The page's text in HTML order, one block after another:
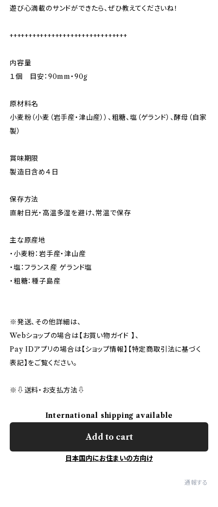
遊び心満載のサンドができたら、ぜひ教えてくださいね！
+++++++++++++++++++++++++++++++
内容量
１個 目安：90mm・90g
原材料名
小麦粉（小麦（岩手産・津山産））、粗糖、塩（ゲランド）、酵母（自家
製）
賞味期限
製造日含め４日
保存方法
直射日光・高温多湿を避け、常温で保存
主な原産地
・小麦粉：岩手産・津山産
・塩：フランス産 ゲランド塩
・粗糖：種子島産
※発送、その他詳細は、
Webショップの場合は【お買い物ガイド 】、
Pay IDアプリの場合は【ショップ情報】【特定商取引法に基づく
表記】をご覧ください。
※⇩送料・お支払方法⇩
International shipping available
Add to cart
日本国内にお住まいの方向け
通報する